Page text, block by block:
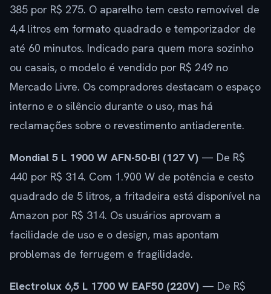
385 por R$ 275. O aparelho tem cesto removível de
4,4 litros em formato quadrado e temporizador de
até 60 minutos. Indicado para quem mora sozinho
ou casais, o modelo é vendido por R$ 249 no
Mercado Livre. Os compradores destacam o espaço
interno e o silêncio durante o uso, mas há
reclamações sobre o revestimento antiaderente.
Mondial 5 L 1900 W AFN-50-BI (127 V) — De R$
440 por R$ 314. Com 1.900 W de potência e cesto
quadrado de 5 litros, a fritadeira está disponível na
Amazon por R$ 314. Os usuários aprovam a
facilidade de uso e o design, mas apontam
problemas de ferrugem e fragilidade.
Electrolux 6,5 L 1700 W EAF50 (220V) — De R$